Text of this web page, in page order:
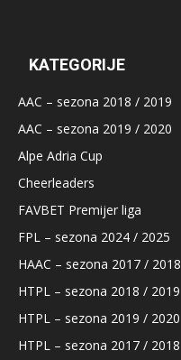
KATEGORIJE
AAC – sezona 2018 / 2019
AAC – sezona 2019 / 2020
Alpe Adria Cup
Cheerleaders
FAVBET Premijer liga
FPL – sezona 2024 / 2025
HAAC – sezona 2017 / 2018
HTPL – sezona 2018 / 2019
HTPL – sezona 2019 / 2020
HTPL – sezona 2017 / 2018